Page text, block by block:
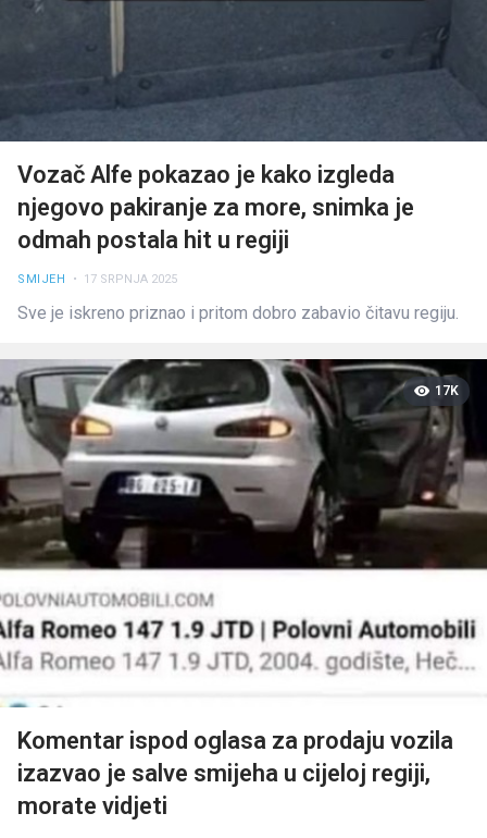
Vozač Alfe pokazao je kako izgleda
njegovo pakiranje za more, snimka je
odmah postala hit u regiji
SMIJEH • 17 SRPNJA 2025
Sve je iskreno priznao i pritom dobro zabavio čitavu regiju.
17K
Komentar ispod oglasa za prodaju vozila
izazvao je salve smijeha u cijeloj regiji,
morate vidjeti